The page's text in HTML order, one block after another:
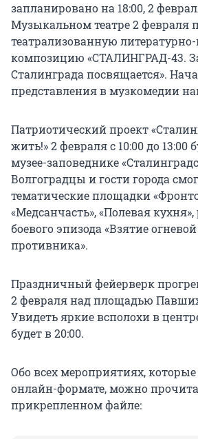
запланировано на 18:00, 2
Музыкальном театре 2 февраля
театрализованную
композицию «СТАЛИНГРАД-43.
Сталинграда посвящается».
представления в музкомедии
Патриотический проект
жить!» 2 февраля с 10:00 до 13:00
музее-заповеднике
Волгоградцы и гости города
тематические площадки
«Медсанчасть», «Полевая
боевого эпизода «Взятие
противника».
Праздничный фейерверк
2 февраля над площадью
Увидеть яркие всполохи в
будет в 20:00.
Обо всех мероприятиях,
онлайн-формате, можно
прикрепленном файле: